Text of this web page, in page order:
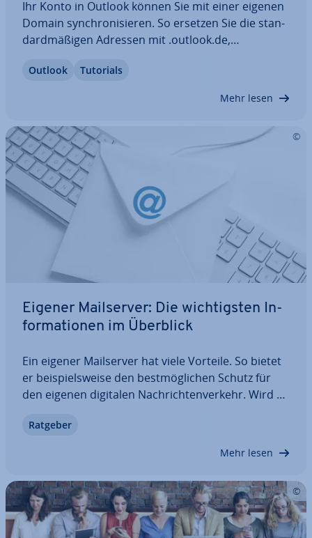
Ihr Konto in Outlook können Sie mit einer eigenen
Domain syn­chro­ni­sie­ren. So ersetzen Sie die stan­
dard­mä­ßi­gen Adressen mit .outlook.de,
du­el­ler, per­sön­li­cher Note. Wie funk­tio­niert die
Outlook Tutorials
Mehr lesen
Eigener Mail­ser­ver: Die wich­tigs­ten In­
for­ma­tio­nen im Überblick
Ein eigener Mail­ser­ver hat viele Vorteile. So bietet
er bei­spiels­wei­se den best­mög­li­chen Schutz für
den eigenen digitalen Nach­rich­ten­ver­kehr. Wird er
hier auch Probleme entstehen. Wir erklären Ihnen,
Ratgeber
Mehr lesen